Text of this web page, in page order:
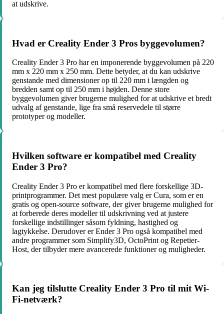
at udskrive.
Hvad er Creality Ender 3 Pros byggevolumen?
Creality Ender 3 Pro har en imponerende byggevolumen på 220
mm x 220 mm x 250 mm. Dette betyder, at du kan udskrive
genstande med dimensioner op til 220 mm i længden og
bredden samt op til 250 mm i højden. Denne store
byggevolumen giver brugerne mulighed for at udskrive et bredt
udvalg af genstande, lige fra små reservedele til større
prototyper og modeller.
Hvilken software er kompatibel med Creality
Ender 3 Pro?
Creality Ender 3 Pro er kompatibel med flere forskellige 3D-
printprogrammer. Det mest populære valg er Cura, som er en
gratis og open-source software, der giver brugerne mulighed for
at forberede deres modeller til udskrivning ved at justere
forskellige indstillinger såsom fyldning, hastighed og
lagtykkelse. Derudover er Ender 3 Pro også kompatibel med
andre programmer som Simplify3D, OctoPrint og Repetier-
Host, der tilbyder mere avancerede funktioner og muligheder.
Kan jeg tilslutte Creality Ender 3 Pro til mit Wi-
Fi-netværk?